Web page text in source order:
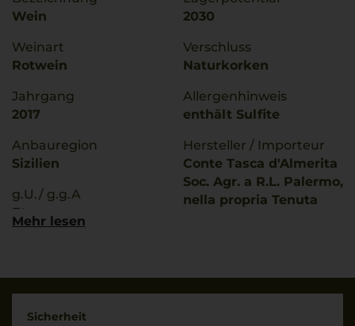
Wein
Weinart
Rotwein
Jahrgang
2017
Anbauregion
Sizilien
g.U./ g.g.A
Etna
Trinktemperatur
18 °C
2030
Verschluss
Naturkorken
Allergenhinweis
enthält Sulfite
Hersteller / Importeur
Conte Tasca d'Almerita
Soc. Agr. a R.L. Palermo,
nella propria Tenuta
Mehr lesen
Sicherheit